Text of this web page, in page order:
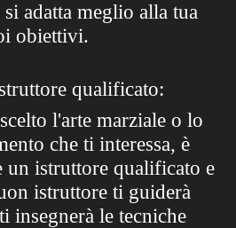
adatta meglio alla tua
obiettivi.
qualificato:
l'arte marziale o lo
che ti interessa, è
un istruttore qualificato e
istruttore ti guiderà
insegnerà le tecniche